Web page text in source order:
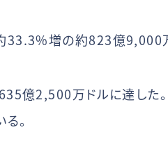
増の約823億9,000
億2,500万ドルに達した。
。